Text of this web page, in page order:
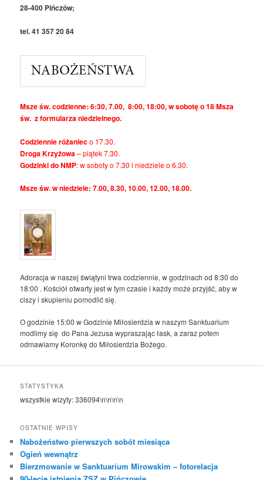
28-400 Pińczów;
tel. 41 357 20 84
Msze św. codzienne: 6:30, 7.00, 8:00, 18:00, w sobotę o 18 Msza
św. z formularza niedzielnego.
Codziennie różanieco 17.30.
Droga Krzyżowa– piątek 7.30.
Godzinki do NMP: w soboty o 7.30 i niedziele o 6.30.
Msze św. w niedziele: 7.00, 8.30, 10.00, 12.00, 18.00.
Adoracja w naszej świątyni trwa codziennie, w godzinach od 8:30 do
18:00 . Kościół otwarty jest w tym czasie i każdy może przyjść, aby w
ciszy i skupieniu pomodlić się.
O godzinie 15:00 w Godzinie Miłosierdzia w naszym Sanktuarium
modlimy się do Pana Jezusa wypraszając łask, a zaraz potem
odmawiamy Koronkę do Miłosierdzia Bożego.
STATYSTYKA
wszystkie wizyty:336094\n\n\n\n
OSTATNIE WPISY
Nabożeństwo pierwszych sobót miesiąca
Ogień wewnątrz
Bierzmowanie w Sanktuarium Mirowskim – fotorelacja